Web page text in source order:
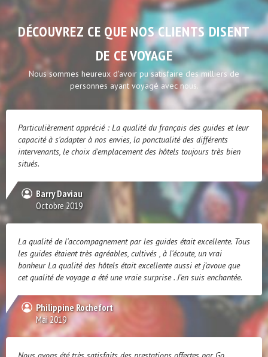
DÉCOUVREZ CE QUE NOS CLIENTS DISENT
DE CE VOYAGE
Nous sommes heureux d'avoir pu satisfaire des milliers de
personnes ayant voyagé avec nous.
Particulièrement apprécié : La qualité du français des guides et leur
capacité à s'adapter à nos envies, la ponctualité des différents
intervenants, le choix d'emplacement des hôtels toujours très bien
situés.
Barry Daviau
Octobre 2019
La qualité de l'accompagnement par les guides était excellente. Tous
les guides étaient très agréables, cultivés , à l'écoute, un vrai
bonheur La qualité des hôtels était excellente aussi et j’avoue que
cet qualité de voyage a été une vraie surprise . J’en suis enchantée.
Philippine Rochefort
Mai 2019